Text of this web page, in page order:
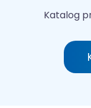
Katalog